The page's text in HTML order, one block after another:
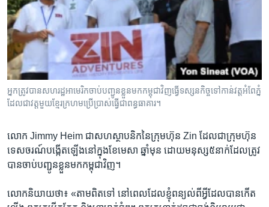
អ្នក​ត្រូវ​បាន​សហរដ្ឋអាមេរិក​ចាប់​បញ្ជូន​ខ្លួន​មក​កម្ពុជា​វិញ​ធ្វើ​ទស្សនកិច្ច​ទៅ​កាន់​វត្ត​អំពែភ្នំ
ដែល​ជា​វត្ត​មួយ​ខ្មែរ​ក្រហម​ប្រើប្រាស់​ធ្វើ​ជា​ពន្ធធាគារ។
​លោក Jimmy Heim ​ជា​សហស្ថាបនិក​នៃ​ក្រុមហ៊ុន Zin ដែល​ជា​ក្រុមហ៊ុន​
ទេសចរណ៍​បង្កើត​ឡើង​នៅ​ក្នុង​ខែមេសា ឆ្នាំ​មុន ដោយ​មនុស្ស​៥នាក់​ដែល​ត្រូវ​
បាន​ចាប់​បញ្ជូន​ខ្លួន​មក​កម្ពុជា​វិញ។
លោក​និយាយ​ថា៖ «តាម​ពិត​ទៅ នៅ​ពេល​ដែល​ខ្ញុំ​ពន្យល់​ពី​អ្វី​ដែល​បាន​កើត​